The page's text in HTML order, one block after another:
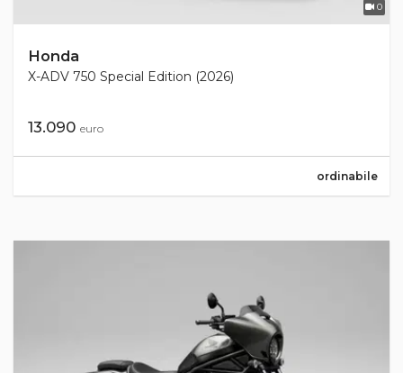
0
Honda
X-ADV 750 Special Edition (2026)
13.090 euro
ordinabile